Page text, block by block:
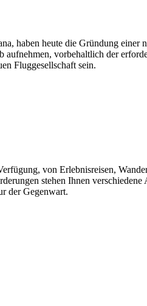
haben heute die Gründung einer
vorbehaltlich der
Fluggesellschaft sein.
von Erlebnisreisen,
stehen Ihnen
der Gegenwart.